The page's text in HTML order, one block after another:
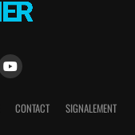
CONTACT SIGNALEMENT